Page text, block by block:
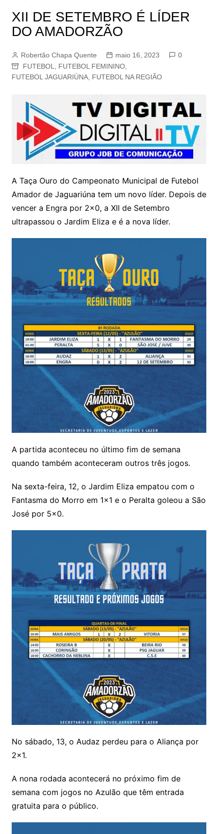
XII DE SETEMBRO É LÍDER
DO AMADORZÃO
Robertão Chapa Quente maio 16, 2023
0
FUTEBOL
FUTEBOL FEMININO,
FUTEBOL JAGUARIÚNA, FUTEBOL NA REGIÃO
A Taça Ouro do Campeonato Municipal de Futebol
Amador de Jaguariúna tem um novo líder. Depois de
vencer a Engra por 2×0, a XII de Setembro
ultrapassou o Jardim Eliza e é a nova líder.
A partida aconteceu no último fim de semana
quando também aconteceram outros três jogos.
Na sexta-feira, 12, o Jardim Eliza empatou com o
Fantasma do Morro em 1×1 e o Peralta goleou a São
José por 5×0.
No sábado, 13, o Audaz perdeu para o Aliança por
2×1.
A nona rodada acontecerá no próximo fim de
semana com jogos no Azulão que têm entrada
gratuita para o público.